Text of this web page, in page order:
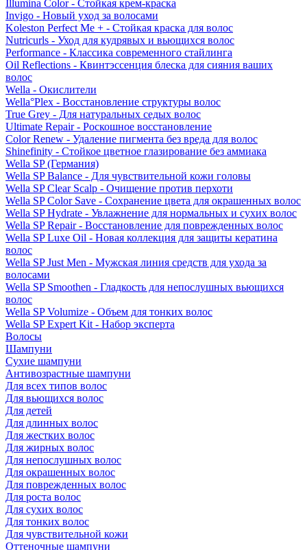
Illumina Color - Стойкая крем-краска
Invigo - Новый уход за волосами
Koleston Perfect Me + - Стойкая краска для волос
Nutricurls - Уход для кудрявых и вьющихся волос
Performance - Классика современного стайлинга
Oil Reflections - Квинтэссенция блеска для сияния ваших
волос
Wella - Окислители
Wella°Plex - Восстановление структуры волос
True Grey - Для натуральных седых волос
Ultimate Repair - Роскошное восстановление
Color Renew - Удаление пигмента без вреда для волос
Shinefinity - Стойкое цветное глазирование без аммиака
Wella SP (Германия)
Wella SP Balance - Для чувствительной кожи головы
Wella SP Clear Scalp - Очищение против перхоти
Wella SP Color Save - Сохранение цвета для окрашенных волос
Wella SP Hydrate - Увлажнение для нормальных и сухих волос
Wella SP Repair - Восстановление для поврежденных волос
Wella SP Luxe Oil - Новая коллекция для защиты кератина
волос
Wella SP Just Men - Мужская линия средств для ухода за
волосами
Wella SP Smoothen - Гладкость для непослушных вьющихся
волос
Wella SP Volumize - Объем для тонких волос
Wella SP Expert Kit - Набор эксперта
Волосы
Шампуни
Сухие шампуни
Антивозрастные шампуни
Для всех типов волос
Для вьющихся волос
Для детей
Для длинных волос
Для жестких волос
Для жирных волос
Для непослушных волос
Для окрашенных волос
Для поврежденных волос
Для роста волос
Для сухих волос
Для тонких волос
Для чувствительной кожи
Оттеночные шампуни